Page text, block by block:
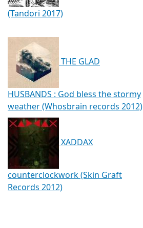
(Tandori 2017)
THE GLAD
HUSBANDS : God bless the stormy
weather (Whosbrain records 2012)
XADDAX
counterclockwork (Skin Graft
Records 2012)